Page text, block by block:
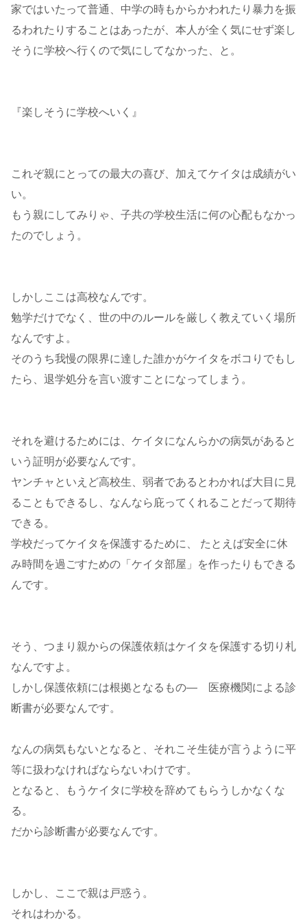
家ではいたって普通、中学の時もからかわれたり暴力を振
るわれたりすることはあったが、本人が全く気にせず楽し
そうに学校へ行くので気にしてなかった、と。
『楽しそうに学校へいく』
これぞ親にとっての最大の喜び、加えてケイタは成績がい
い。
もう親にしてみりゃ、子共の学校生活に何の心配もなかっ
たのでしょう。
しかしここは高校なんです。
勉学だけでなく、世の中のルールを厳しく教えていく場所
なんですよ。
そのうち我慢の限界に達した誰かがケイタをボコりでもし
たら、退学処分を言い渡すことになってしまう。
それを避けるためには、ケイタになんらかの病気があると
いう証明が必要なんです。
ヤンチャといえど高校生、弱者であるとわかれば大目に見
ることもできるし、なんなら庇ってくれることだって期待
できる。
学校だってケイタを保護するために、 たとえば安全に休
み時間を過ごすための「ケイタ部屋」を作ったりもできる
んです。
そう、つまり親からの保護依頼はケイタを保護する切り札
なんですよ。
しかし保護依頼には根拠となるもの― 医療機関による診
断書が必要なんです。
なんの病気もないとなると、それこそ生徒が言うように平
等に扱わなければならないわけです。
となると、もうケイタに学校を辞めてもらうしかなくな
る。
だから診断書が必要なんです。
しかし、ここで親は戸惑う。
それはわかる。